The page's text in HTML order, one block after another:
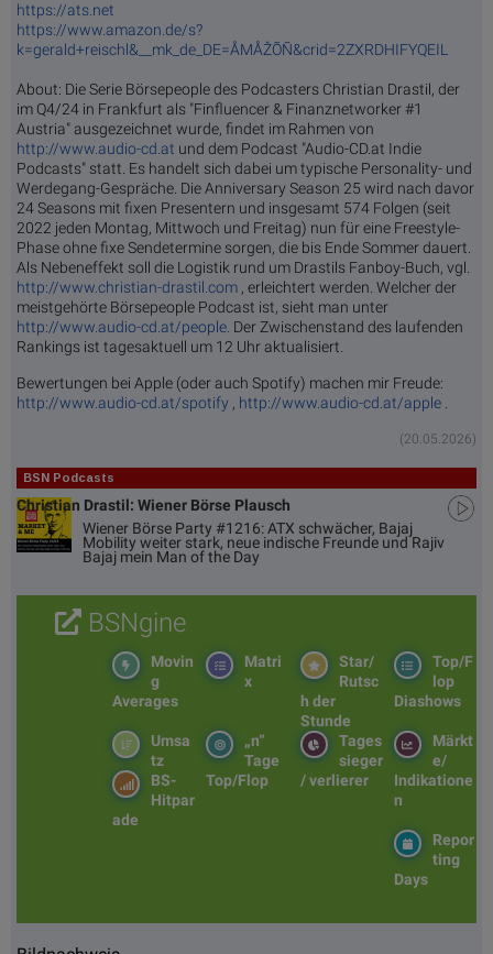
https://ats.net
https://www.amazon.de/s?
k=gerald+reischl&__mk_de_DE=ÅMÅŽÕÑ&crid=2ZXRDHIFYQEIL
About: Die Serie Börsepeople des Podcasters Christian Drastil, der
im Q4/24 in Frankfurt als "Finfluencer & Finanznetworker #1
Austria" ausgezeichnet wurde, findet im Rahmen von
http://www.audio-cd.at und dem Podcast "Audio-CD.at Indie
Podcasts" statt. Es handelt sich dabei um typische Personality- und
Werdegang-Gespräche. Die Anniversary Season 25 wird nach davor
24 Seasons mit fixen Presentern und insgesamt 574 Folgen (seit
2022 jeden Montag, Mittwoch und Freitag) nun für eine Freestyle-
Phase ohne fixe Sendetermine sorgen, die bis Ende Sommer dauert.
Als Nebeneffekt soll die Logistik rund um Drastils Fanboy-Buch, vgl.
http://www.christian-drastil.com , erleichtert werden. Welcher der
meistgehörte Börsepeople Podcast ist, sieht man unter
http://www.audio-cd.at/people. Der Zwischenstand des laufenden
Rankings ist tagesaktuell um 12 Uhr aktualisiert.
Bewertungen bei Apple (oder auch Spotify) machen mir Freude:
http://www.audio-cd.at/spotify , http://www.audio-cd.at/apple
(20.05.2026)
BSN Podcasts
Christian Drastil: Wiener Börse Plausch
Wiener Börse Party #1216: ATX schwächer, Bajaj
Mobility weiter stark, neue indische Freunde und Rajiv
Bajaj mein Man of the Day
BSNgine
Top/F
lop
Diashows
Star/
Rutsc
h der
Stunde
Matri
x
Movin
g
Averages
Märkt
e/
Indikatione
n
Tages
sieger
/ verlierer
„n“
Tage
Top/Flop
Umsa
tz
BS-
Hitpar
ade
Repor
ting
Days